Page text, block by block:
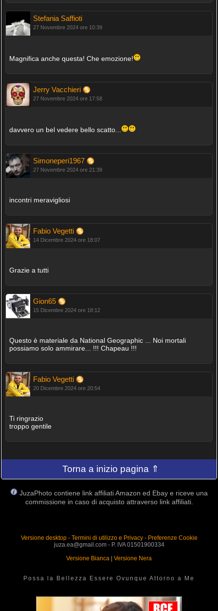
Stefania Saffioti
27 Novembre 2024 ore 10:39
Magnifica anche questa! Che emozione!
Jerry Vacchieri
27 Novembre 2024 ore 17:58
davvero un bel vedere bello scatto...
Simoneperi1967
27 Novembre 2024 ore 21:39
incontri meravigliosi
Fabio Vegetti
14 Dicembre 2024 ore 18:07
Grazie a tutti
Gion65
15 Dicembre 2024 ore 18:12
Questo è materiale da National Geographic ... Noi mortali
possiamo solo ammirare... !!! Chapeau !!!
Fabio Vegetti
20 Dicembre 2024 ore 20:54
Ti ringrazio
troppo gentile
Torna a inizio pagina ⇑
JuzaPhoto contiene link affiliati Amazon ed Ebay e riceve una
commissione in caso di acquisto attraverso link affiliati.
Versione desktop- Termini di utilizzo e Privacy- Preferenze Cookie
juza.ea@gmail.com - P. IVA 01501900334
Versione Bianca | Versione Nera
Possa la Bellezza Essere Ovunque Attorno a Me